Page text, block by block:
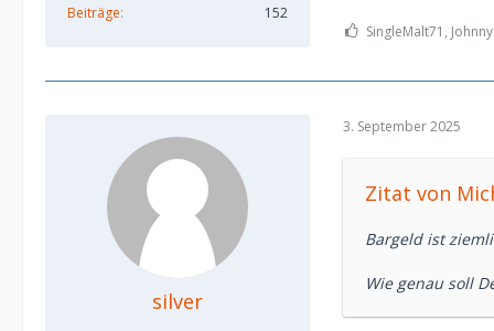
Beiträge
152
SingleMalt71,
silver
3. September 2025
Zitat von
Bargeld ist
Wie genau soll